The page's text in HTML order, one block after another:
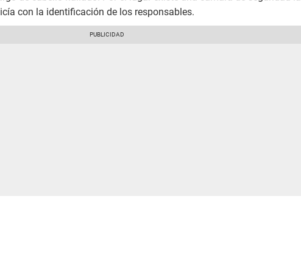
con la identificación de los responsables.